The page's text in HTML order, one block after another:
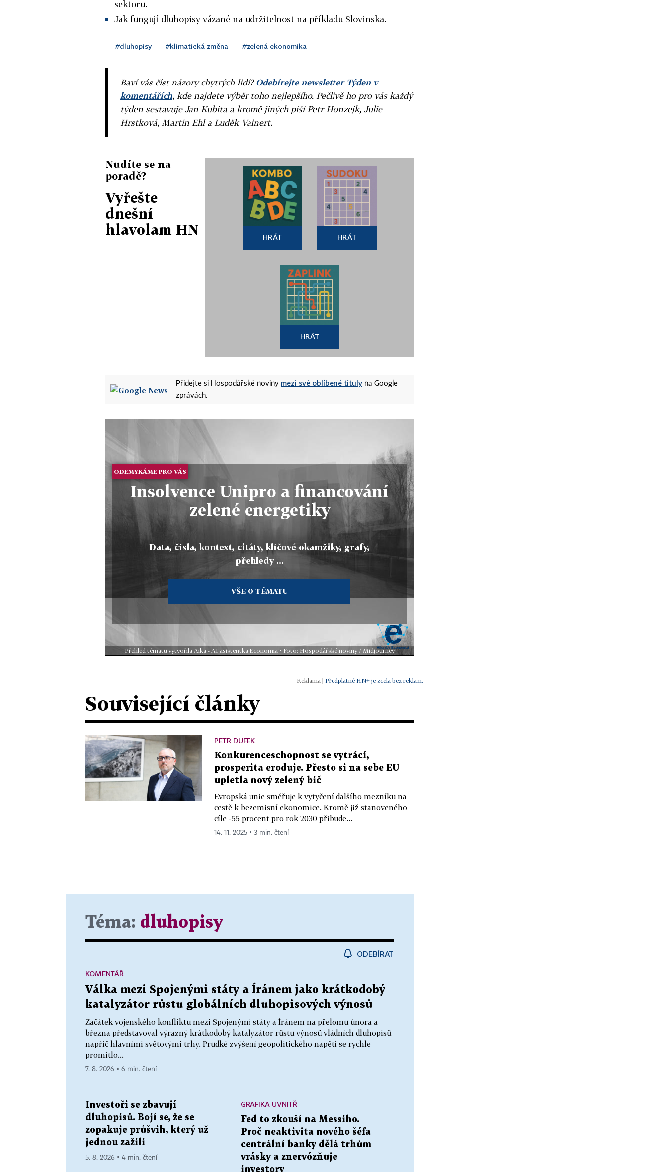
sektoru.
Jak fungují dluhopisy vázané na udržitelnost na příkladu Slovinska.
#dluhopisy #klimatická změna #zelená ekonomika
Baví vás číst názory chytrých lidí?Odebírejte newsletter Týden v
komentářích, kde najdete výběr toho nejlepšího. Pečlivě ho pro vás každý
týden sestavuje Jan Kubita a kromě jiných píší Petr Honzejk, Julie
Hrstková, Martin Ehl a Luděk Vainert.
Nudíte se na
poradě?
Vyřešte
dnešní
hlavolam HN
HRÁT HRÁT
HRÁT
Přidejte si Hospodářské noviny mezi své oblíbené tituly na Google
zprávách.
ODEMYKÁME PRO VÁS
Insolvence Unipro a financování
zelené energetiky
Data, čísla, kontext, citáty, klíčové okamžiky, grafy,
přehledy ...
VŠE O TÉMATU
Přehled tématu vytvořila Aika - AI asistentka Economia • Foto: Hospodářské noviny / Midjourney
Předplatné HN+ je zcela bez reklam.
Související články
PETR DUFEK
Konkurenceschopnost se vytrácí,
prosperita eroduje. Přesto si na sebe EU
upletla nový zelený bič
Evropská unie směřuje k vytyčení dalšího mezníku na
cestě k bezemisní ekonomice. Kromě již stanoveného
cíle -55 procent pro rok 2030 přibude...
14. 11. 2025 ▪ 3 min. čtení
Téma: dluhopisy
ODEBÍRAT
Válka mezi Spojenými státy a Íránem jako krátkodobý
katalyzátor růstu globálních dluhopisových výnosů
Začátek vojenského konfliktu mezi Spojenými státy a Íránem na přelomu února a
března představoval výrazný krátkodobý katalyzátor růstu výnosů vládních dluhopisů
napříč hlavními světovými trhy. Prudké zvýšení geopolitického napětí se rychle
promítlo...
KOMENTÁŘ
7. 8. 2026 ▪ 6 min. čtení
Investoři se zbavují
dluhopisů. Bojí se, že se
zopakuje průšvih, který už
jednou zažili
5. 8. 2026 ▪ 4 min. čtení
GRAFIKA UVNITŘ
Fed to zkouší na Messiho.
Proč neaktivita nového šéfa
centrální banky dělá trhům
vrásky a znervózňuje
investory